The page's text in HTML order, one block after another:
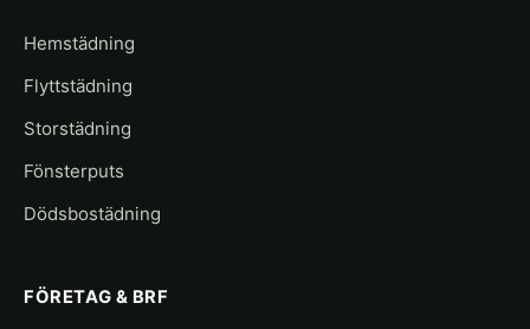
Hemstädning
Flyttstädning
Storstädning
Fönsterputs
Dödsbostädning
FÖRETAG & BRF